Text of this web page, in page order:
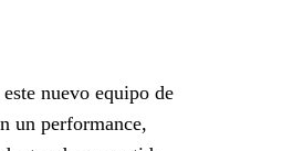
nuevo equipo de
un performance,